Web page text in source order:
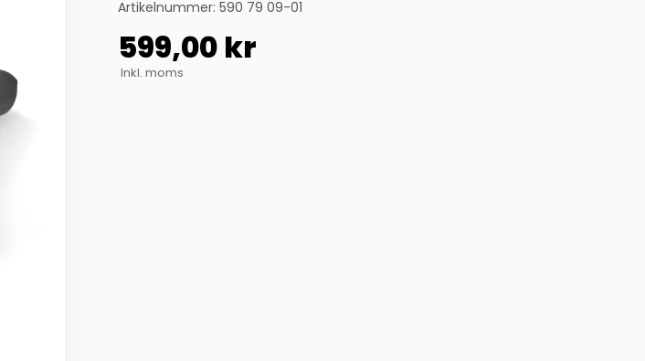
Artikelnummer: 590 79 09-01
599,00 kr
Inkl. moms